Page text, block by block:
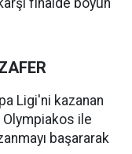
finalde boyun
Ligi'ni kazanan
ile
başararak